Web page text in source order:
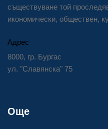
съществуване той
икономически, обществен,
Адрес
8000, гр. Бургас
ул. "Славянска" 75
Още